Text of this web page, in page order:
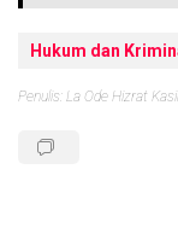
Hukum dan
Penulis: La Ode Hizrat